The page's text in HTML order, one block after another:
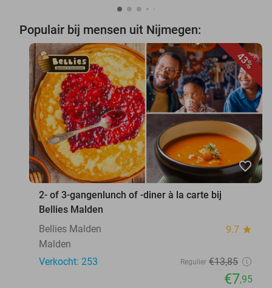
Populair bij mensen uit Nijmegen:
43%
favorite_border
2- of 3-gangenlunch of -diner à la carte bij
Bellies Malden
Bellies Malden
9.7 star
Malden
Verkocht: 253
Regulier €13,85
€7,95